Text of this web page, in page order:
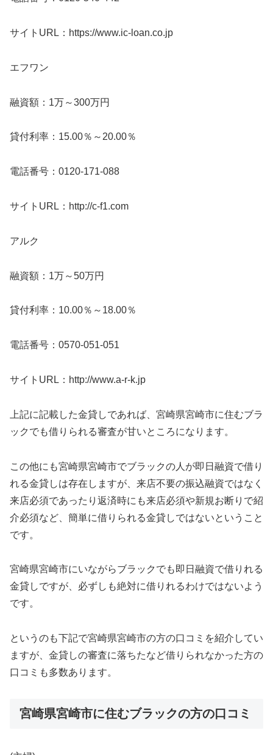
サイトURL：https://www.ic-loan.co.jp
エフワン
融資額：1万～300万円
貸付利率：15.00％～20.00％
電話番号：0120-171-088
サイトURL：http://c-f1.com
アルク
融資額：1万～50万円
貸付利率：10.00％～18.00％
電話番号：0570-051-051
サイトURL：http://www.a-r-k.jp
上記に記載した金貸しであれば、宮崎県宮崎市に住むブラ
ックでも借りられる審査が甘いところになります。
この他にも宮崎県宮崎市でブラックの人が即日融資で借り
れる金貸しは存在しますが、来店不要の振込融資ではなく
来店必須であったり返済時にも来店必須や新規お断りで紹
介必須など、簡単に借りられる金貸しではないということ
です。
宮崎県宮崎市にいながらブラックでも即日融資で借りれる
金貸しですが、必ずしも絶対に借りれるわけではないよう
です。
というのも下記で宮崎県宮崎市の方の口コミを紹介してい
ますが、金貸しの審査に落ちたなど借りられなかった方の
口コミも多数あります。
宮崎県宮崎市に住むブラックの方の口コミ